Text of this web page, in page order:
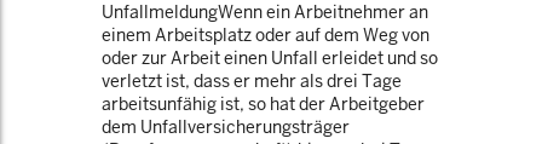
UnfallmeldungWenn ein Arbeitnehmer an
einem Arbeitsplatz oder auf dem Weg von
oder zur Arbeit einen Unfall erleidet und so
verletzt ist, dass er mehr als drei Tage
arbeitsunfähig ist, so hat der Arbeitgeber
dem Unfallversicherungsträger